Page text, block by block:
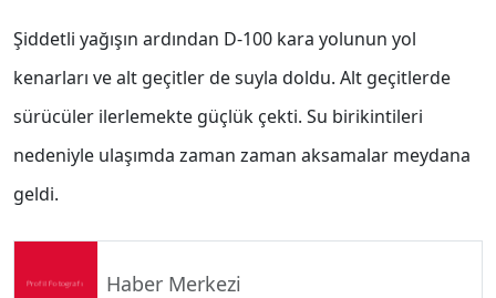
Şiddetli yağışın ardından D-100 kara yolunun yol
kenarları ve alt geçitler de suyla doldu. Alt geçitlerde
sürücüler ilerlemekte güçlük çekti. Su birikintileri
nedeniyle ulaşımda zaman zaman aksamalar meydana
geldi.
Haber Merkezi